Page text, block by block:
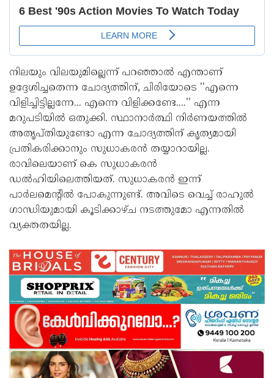
നിലയും വിലയുമില്ലെന്ന് പറഞ്ഞാൽ എന്താണ്
ഉദ്ദേശിച്ചതെന്ന ചോദ്യത്തിന്, ചിരിയോടെ ''എന്നെ
വിളിച്ചിട്ടില്ലന്നേ... എന്നെ വിളിക്കണ്ടേ....'' എന്ന
മറുപടിയിൽ ഒതുക്കി. സ്ഥാനാർത്ഥി നിർണയത്തിൽ
അതൃപ്തിയുണ്ടോ എന്ന ചോദ്യത്തിന് കൃത്യമായി
പ്രതികരിക്കാനും സുധാകരൻ തയ്യാറായില്ല.
രാവിലെയാണ് കെ സുധാകരൻ
ഡൽഹിയിലെത്തിയത്. സുധാകരൻ ഇന്ന്
പാർലമെന്റിൽ പോകുന്നുണ്ട്. അവിടെ വെച്ച് രാഹുൽ
ഗാന്ധിയുമായി കൂടിക്കാഴ്ച നടത്തുമോ എന്നതിൽ
വ്യക്തതയില്ല.